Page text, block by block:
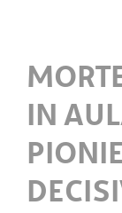
IN